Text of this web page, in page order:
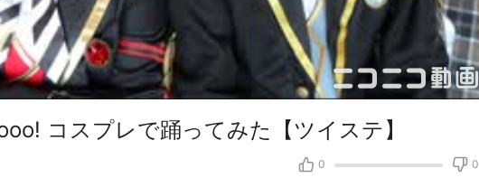
コスプレで踊ってみた【ツイステ】
0 0